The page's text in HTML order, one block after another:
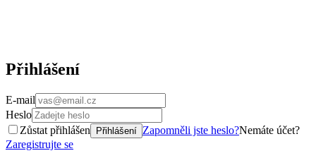
Přihlášení
E-mail
Heslo
Zůstat přihlášen
Přihlášení Zapomněli jste heslo?Nemáte účet?
Zaregistrujte se